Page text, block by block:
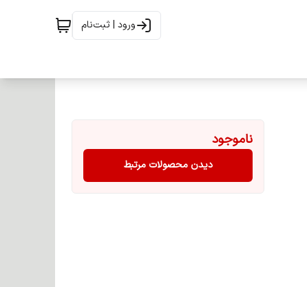
ورود | ثبت‌نام
ناموجود
دیدن محصولات مرتبط